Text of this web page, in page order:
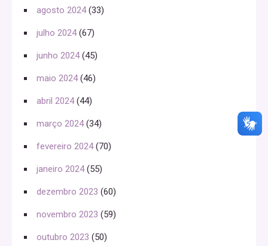
agosto 2024(33)
julho 2024(67)
junho 2024(45)
maio 2024(46)
abril 2024(44)
março 2024(34)
fevereiro 2024(70)
janeiro 2024(55)
dezembro 2023 (60)
novembro 2023 (59)
outubro 2023 (50)